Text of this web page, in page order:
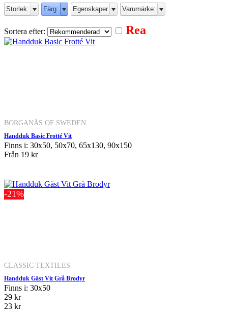
Storlek:
Färg: Egenskaper Varumärke:
Sortera efter: Rea
BORGANÄS OF SWEDEN
Handduk Basic Frotté Vit
Finns i: 30x50, 50x70, 65x130, 90x150
Från 19 kr
-21%
CLASSIC TEXTILES
Handduk Gäst Vit Grå Brodyr
Finns i: 30x50
29 kr
23 kr